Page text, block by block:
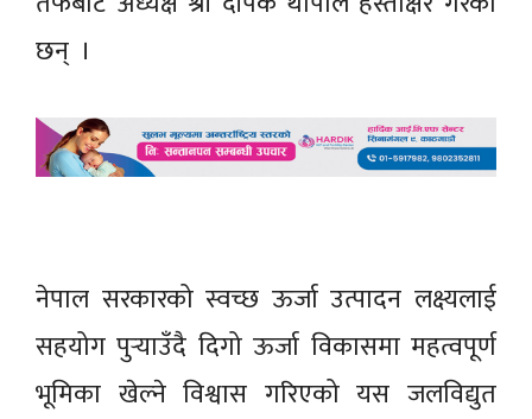
छन् ।
नेपाल सरकारको स्वच्छ ऊर्जा उत्पादन लक्ष्यलाई
सहयोग पुर्‍याउँदै दिगो ऊर्जा विकासमा महत्वपूर्ण
भूमिका खेल्ने विश्वास गरिएको यस जलविद्युत